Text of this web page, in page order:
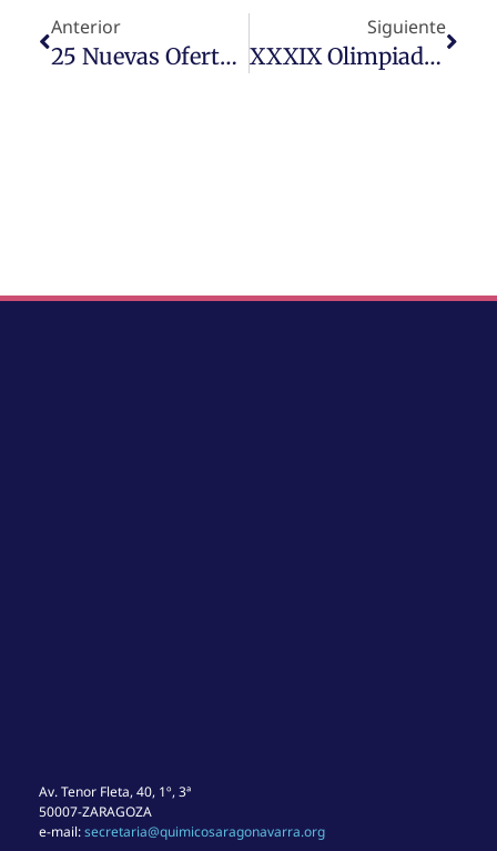
Anterior
25 Nuevas Ofertas De Trabajo
Siguiente
XXXIX Olimpiada Química De Navarra
Av. Tenor Fleta, 40, 1º, 3ª
50007-ZARAGOZA
e-mail:secretaria@quimicosaragonavarra.org